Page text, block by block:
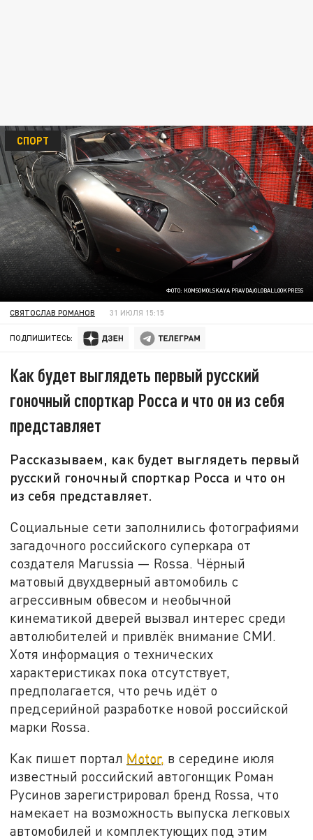
ФОТО: KOMSOMOLSKAYA PRAVDA/GLOBALLOOKPRESS
СПОРТ
СВЯТОСЛАВ РОМАНОВ 31 ИЮЛЯ 15:15
ПОДПИШИТЕСЬ:
Как будет выглядеть первый русский
гоночный спорткар Росса и что он из себя
представляет
Рассказываем, как будет выглядеть первый
русский гоночный спорткар Росса и что он
из себя представляет.
Социальные сети заполнились фотографиями
загадочного российского суперкара от
создателя Marussia — Rossa. Чёрный
матовый двухдверный автомобиль с
агрессивным обвесом и необычной
кинематикой дверей вызвал интерес среди
автолюбителей и привлёк внимание СМИ.
Хотя информация о технических
характеристиках пока отсутствует,
предполагается, что речь идёт о
предсерийной разработке новой российской
марки Rossa.
Как пишет портал Motor, в середине июля
известный российский автогонщик Роман
Русинов зарегистрировал бренд Rossa, что
намекает на возможность выпуска легковых
автомобилей и комплектующих под этим